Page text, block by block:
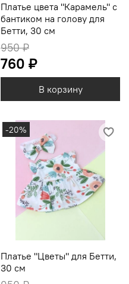
Платье цвета "Карамель" с
бантиком на голову для
Бетти, 30 см
950 ₽
760 ₽
В корзину
-20%
Платье "Цветы" для Бетти,
30 см